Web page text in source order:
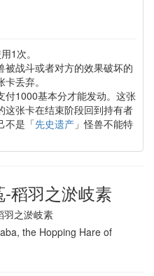
1次。
被战斗或者对方的效果破坏的
丢弃。
1000基本分才能发动。这张
这张卡在结束阶段回到持有者
不是「先史遗产」怪兽不能特
-稻羽之淤岐素
羽之淤岐素
the Hopping Hare of